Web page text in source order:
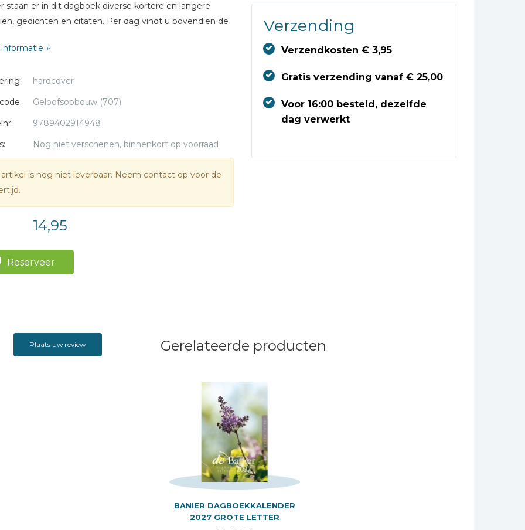
staan er in dit dagboek diverse kortere en langere
gedichten en citaten. Per dag vindt u bovendien de
van predikanten uit diverse
10 x 14,4 cm
hardcover
Geloofsopbouw (707)
9789402914948
Nog niet verschenen, binnenkort op voorraad
is nog niet leverbaar. Neem contact op voor de
14,95
Reserveer
Verzending
Verzendkosten € 3,95
Gratis verzending vanaf € 25,00
Voor 16:00 besteld, dezelfde
dag verwerkt
Plaats uw review Gerelateerde producten
BANIER DAGBOEKKALENDER
2027 GROTE LETTER